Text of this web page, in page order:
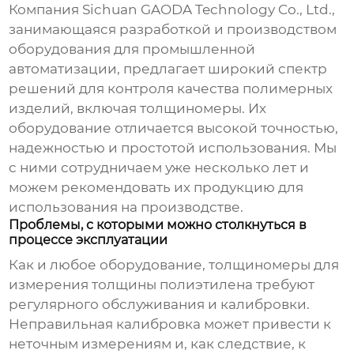
Компания Sichuan GAODA Technology Co., Ltd.,
занимающаяся разработкой и производством
оборудования для промышленной
автоматизации, предлагает широкий спектр
решений для контроля качества полимерных
изделий, включая толщиномеры. Их
оборудование отличается высокой точностью,
надежностью и простотой использования. Мы
с ними сотрудничаем уже несколько лет и
можем рекомендовать их продукцию для
использования на производстве.
Проблемы, с которыми можно столкнуться в
процессе эксплуатации
Как и любое оборудование, толщиномеры для
измерения толщины полиэтилена требуют
регулярного обслуживания и калибровки.
Неправильная калибровка может привести к
неточным измерениям и, как следствие, к